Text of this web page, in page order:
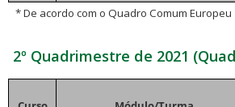
* De acordo com o Quadro Comum Europeu
2º Quadrimestre de 2021